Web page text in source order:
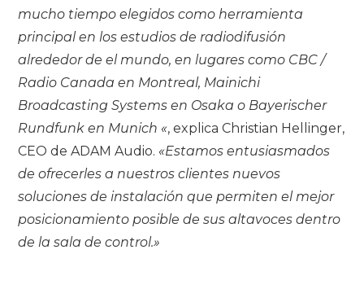
mucho tiempo elegidos como herramienta
principal en los estudios de radiodifusión
alrededor de el mundo, en lugares como CBC /
Radio Canada en Montreal, Mainichi
Broadcasting Systems en Osaka o Bayerischer
Rundfunk en Munich «, explica Christian Hellinger,
CEO de ADAM Audio. «Estamos entusiasmados
de ofrecerles a nuestros clientes nuevos
soluciones de instalación que permiten el mejor
posicionamiento posible de sus altavoces dentro
de la sala de control.»